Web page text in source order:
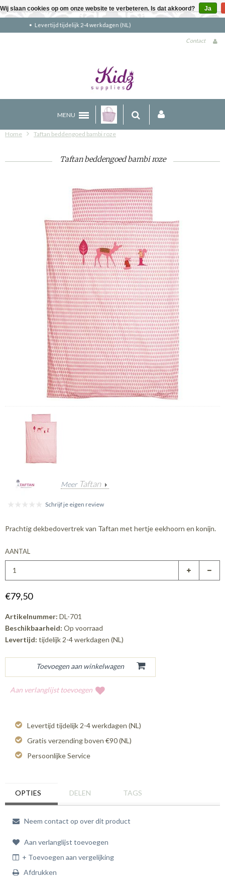
Gratis verzending boven €90 (NL)
Contact
MENU
Home Taftan beddengoed bambi roze
Taftan beddengoed bambi roze
Meer Taftan
Schrijf je eigen review
Prachtig dekbedovertrek van Taftan met hertje eekhoorn en konijn.
AANTAL
€79,50
Artikelnummer: DL-701
Beschikbaarheid: Op voorraad
Levertijd: tijdelijk 2-4 werkdagen (NL)
Aan verlanglijst toevoegen
Levertijd tijdelijk 2-4 werkdagen (NL)
Gratis verzending boven €90 (NL)
Persoonlijke Service
OPTIES DELEN TAGS
Neem contact op over dit product
Aan verlanglijst toevoegen
+ Toevoegen aan vergelijking
Afdrukken
Wij slaan cookies op om onze website te verbeteren. Is dat akkoord? Ja